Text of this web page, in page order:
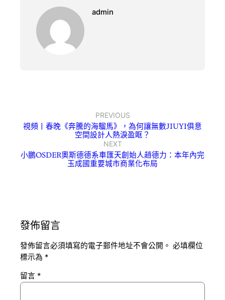
admin
PREVIOUS
視頻丨春晚《奔騰的海騮馬》，為何讓無數JIUYI俱意
空間設計人熱淚盈眶？
NEXT
小鵬OSDER奧斯德德系車匯天創始人趙德力：本年內完
玉成國重要城市商業化布局
發佈留言
發佈留言必須填寫的電子郵件地址不會公開。 必填欄位
標示為 *
留言 *